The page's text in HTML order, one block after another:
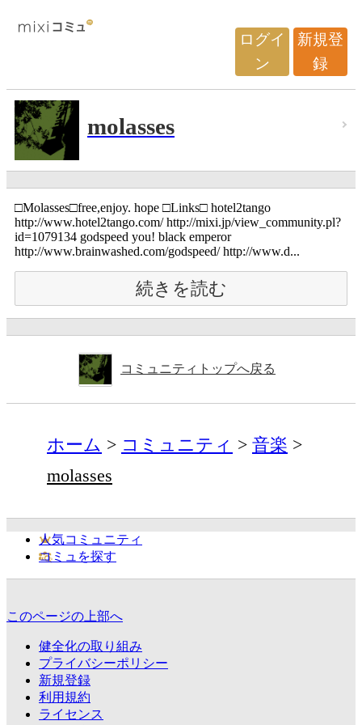
ログイ
ン
新規登
録
molasses
□Molasses□free,enjoy. hope □Links□ hotel2tango
http://www.hotel2tango.com/ http://mixi.jp/view_community.pl?
id=1079134 godspeed you! black emperor
http://www.brainwashed.com/godspeed/ http://www.d...
続きを読む
コミュニティトップへ戻る
ホーム コミュニティ
音楽
molasses
人気コミュニティ
コミュを探す
このページの上部へ
健全化の取り組み
プライバシーポリシー
新規登録
利用規約
ライセンス